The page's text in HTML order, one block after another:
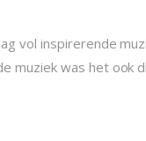
vol inspirerende
muziek was het